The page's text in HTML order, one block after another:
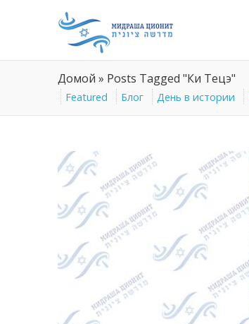
Домой » Posts Tagged "Ки Тецэ"
Featured Блог День в истории